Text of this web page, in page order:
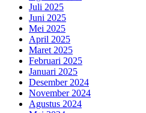
Juli 2025
Juni 2025
Mei 2025
April 2025
Maret 2025
Februari 2025
Januari 2025
Desember 2024
November 2024
Agustus 2024